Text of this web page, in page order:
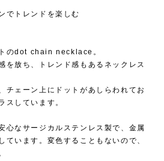
でトレンドを楽しむ
のdot chain necklace。
を放ち、トレンド感もあるネックレス
チェーン上にドットがあしらわれてお
スしています。
心なサージカルステンレス製で、金属
ています。変色することもないので、